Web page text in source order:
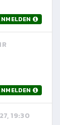
19:30